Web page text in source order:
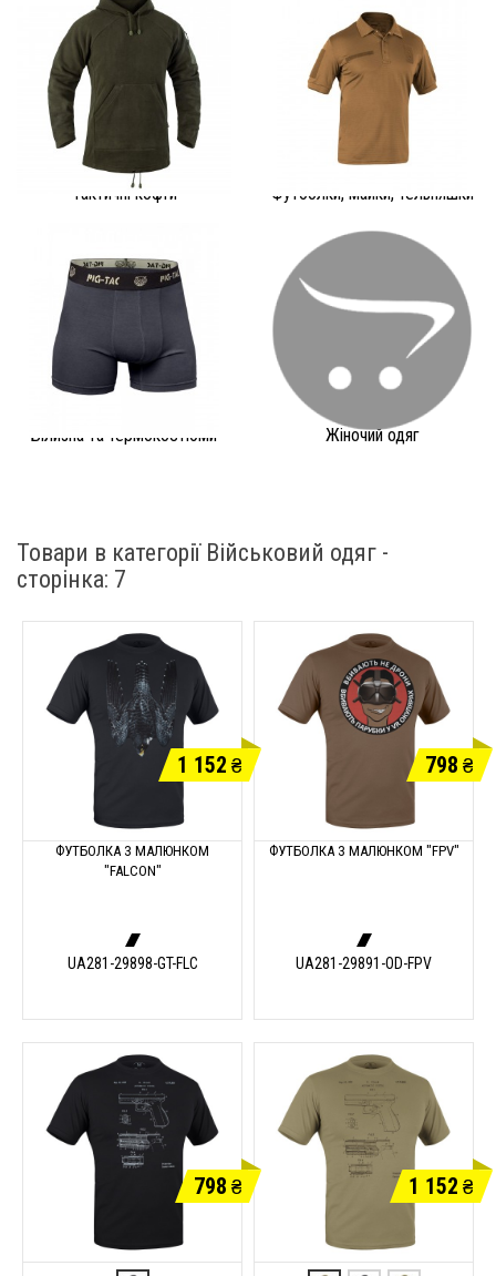
Тактичні кофти Футболки, майки, тельняшки
Білизна та термокостюми Жіночий одяг
Товари в категорії Військовий одяг -
cторінка: 7
1 152 ₴
ФУТБОЛКА З МАЛЮНКОМ
"FALCON"
UA281-29898-GT-FLC
798 ₴
ФУТБОЛКА З МАЛЮНКОМ "FPV"
UA281-29891-OD-FPV
798 ₴ 1 152 ₴